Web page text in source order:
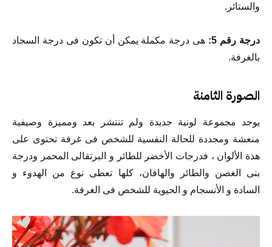
والستائر.
درجة رقم 5:
هى درجة مكملة يمكن أن تكون فى درجة السجاد
بالغرفة.
الصورة الثامنة
يوجد مجموعة لونية جديدة ولم تنتشر بعد ومميزة وصيفية
منعشة ومجددة للحالة النفسية للشخص فى غرفة تحتوى على
هذة الألوان ، فدرجات الأخضر للطائر و البرتقالى المحمر ودرجة
بنى الغصن والطائر والهافان، كلها تعطى نوع من الهدوء و
السادة و الأنسجام و الحيوية للشخص فى الغرفة.